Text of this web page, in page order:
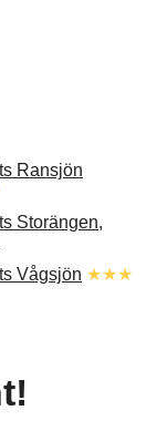
Ransjön
Storängen,
Vågsjön ★★★